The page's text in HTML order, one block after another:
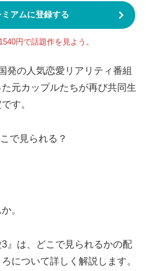
アムに登録する
円で話題作を見よう。
発の人気恋愛リアリティ番組
元カップルたちが再び共同生
す。
で見られる？
。
』は、どこで見られるかの配
について詳しく解説します。